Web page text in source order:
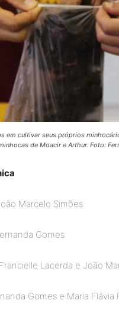
em cultivar seus próprios
de Moacir e Arthur. Foto:
Marcelo Simões
Gomes
Lacerda e João
Gomes e Maria Flávia